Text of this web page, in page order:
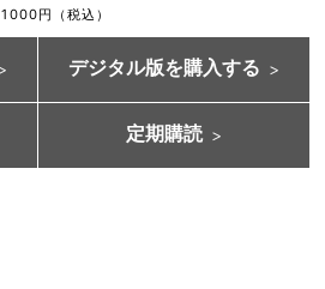
1000円（税込）
デジタル版を購入する
定期購読